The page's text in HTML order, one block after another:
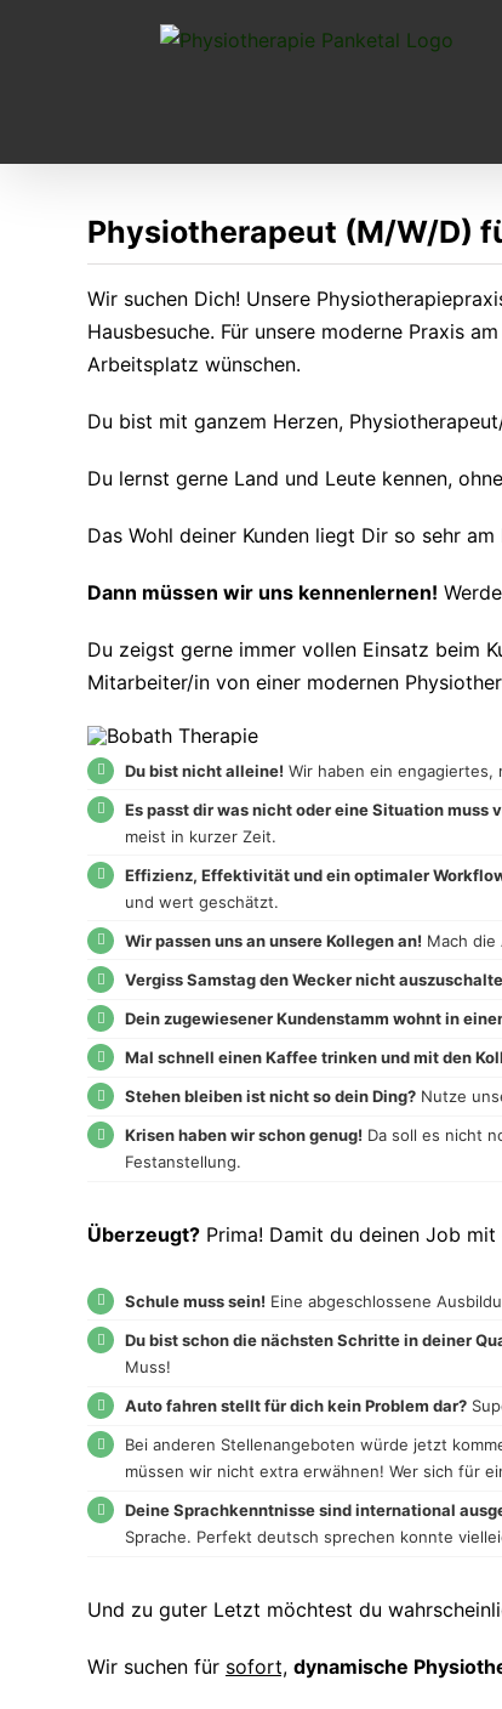
Physiotherapeut (M/W/D)
Wir suchen Dich! Unsere
Hausbesuche. Für unsere moderne Praxis
Arbeitsplatz wünschen.
Du bist mit ganzem Herzen,
Du lernst gerne Land und Leute kennen,
Das Wohl deiner Kunden liegt Dir so sehr
Dann müssen wir uns kennenlernen!
Du zeigst gerne immer vollen Einsatz beim
Mitarbeiter/in von einer modernen
Du bist nicht alleine! Wir haben ein
Es passt dir was nicht oder eine Situation muss
meist in kurzer Zeit.
Effizienz, Effektivität und ein optimaler
und wert geschätzt.
Wir passen uns an unsere Kollegen an! Mach
Vergiss Samstag den Wecker nicht
Dein zugewiesener Kundenstamm wohnt in
Mal schnell einen Kaffee trinken und mit den
Stehen bleiben ist nicht so dein Ding? Nutze
Krisen haben wir schon genug! Da soll es nicht
Festanstellung.
Überzeugt?Prima! Damit du deinen Job
Schule muss sein! Eine abgeschlossene
Du bist schon die nächsten Schritte in deiner
Muss!
Auto fahren stellt für dich kein Problem dar?
Bei anderen Stellenangeboten würde jetzt
müssen wir nicht extra erwähnen! Wer sich für
Deine Sprachkenntnisse sind international
Sprache. Perfekt deutsch sprechen konnte
Und zu guter Letzt möchtest du
Wir suchen für sofort, dynamische